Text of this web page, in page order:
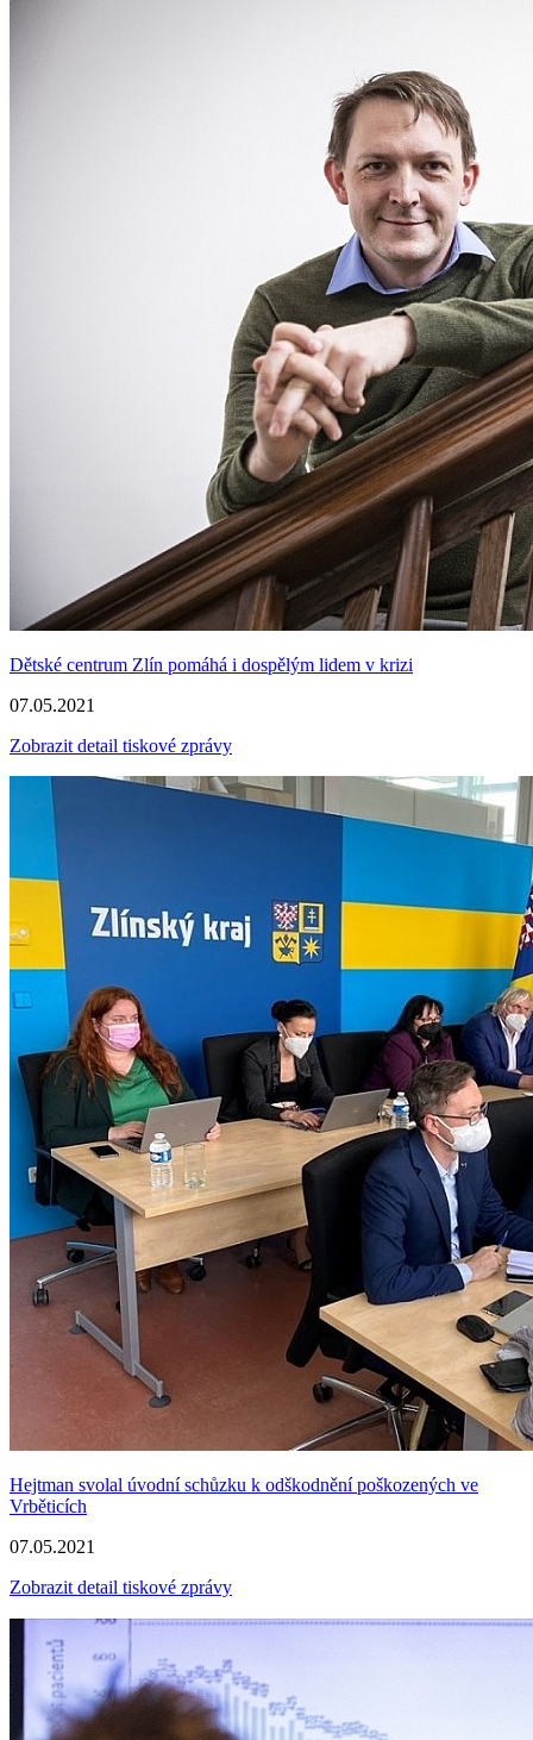
Dětské centrum Zlín pomáhá i dospělým lidem v krizi
07.05.2021
Zobrazit detail tiskové zprávy
Hejtman svolal úvodní schůzku k odškodnění poškozených ve
Vrběticích
07.05.2021
Zobrazit detail tiskové zprávy